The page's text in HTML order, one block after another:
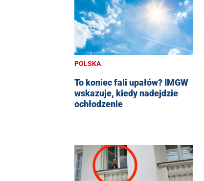
POLSKA
To koniec fali upałów? IMGW
wskazuje, kiedy nadejdzie
ochłodzenie